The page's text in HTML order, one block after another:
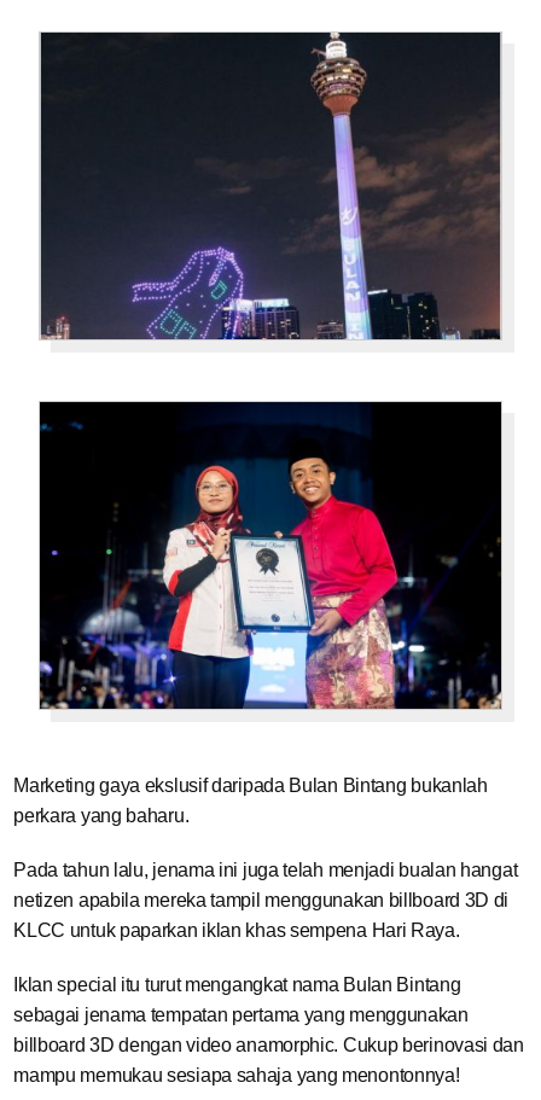
Marketing gaya ekslusif daripada Bulan Bintang bukanlah
perkara yang baharu.
Pada tahun lalu, jenama ini juga telah menjadi bualan hangat
netizen apabila mereka tampil menggunakan billboard 3D di
KLCC untuk paparkan iklan khas sempena Hari Raya.
Iklan special itu turut mengangkat nama Bulan Bintang
sebagai jenama tempatan pertama yang menggunakan
billboard 3D dengan video anamorphic. Cukup berinovasi dan
mampu memukau sesiapa sahaja yang menontonnya!